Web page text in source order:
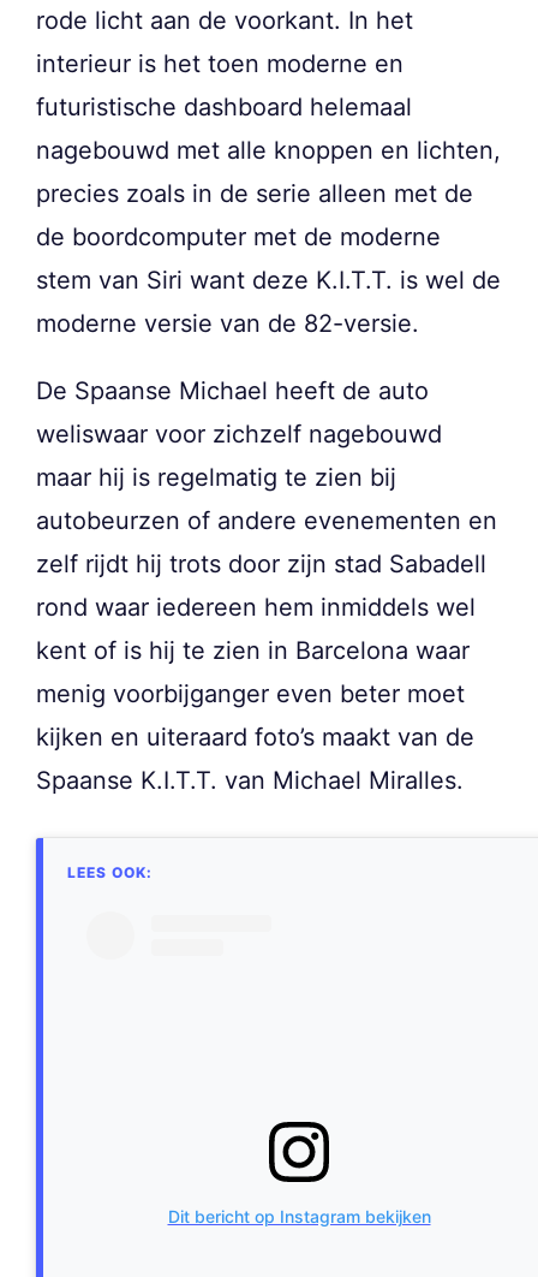
rode licht aan de voorkant. In het
interieur is het toen moderne en
futuristische dashboard helemaal
nagebouwd met alle knoppen en lichten,
precies zoals in de serie alleen met de
de boordcomputer met de moderne
stem van Siri want deze K.I.T.T. is wel de
moderne versie van de 82-versie.
De Spaanse Michael heeft de auto
weliswaar voor zichzelf nagebouwd
maar hij is regelmatig te zien bij
autobeurzen of andere evenementen en
zelf rijdt hij trots door zijn stad Sabadell
rond waar iedereen hem inmiddels wel
kent of is hij te zien in Barcelona waar
menig voorbijganger even beter moet
kijken en uiteraard foto’s maakt van de
Spaanse K.I.T.T. van Michael Miralles.
Dit bericht op Instagram bekijken